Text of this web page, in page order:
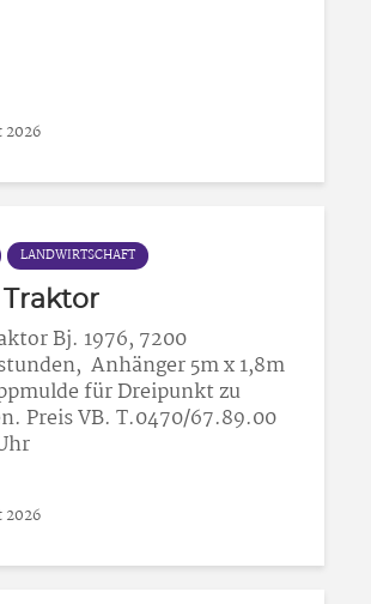
2026
LANDWIRTSCHAFT
Traktor
Bj. 1976, 7200
Anhänger 5m x 1,8m
für Dreipunkt zu
Preis VB. T.0470/67.89.00
2026